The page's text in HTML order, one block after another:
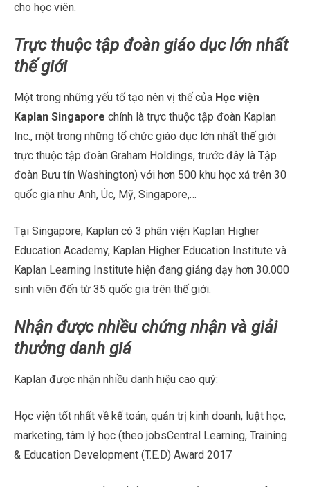
cho học viên.
Trực thuộc tập đoàn giáo dục lớn nhất
thế giới
Một trong những yếu tố tạo nên vị thế của Học viện
Kaplan Singapore chính là trực thuộc tập đoàn Kaplan
Inc., một trong những tổ chức giáo dục lớn nhất thế giới
trực thuộc tập đoàn Graham Holdings, trước đây là Tập
đoàn Bưu tín Washington) với hơn 500 khu học xá trên 30
quốc gia như Anh, Úc, Mỹ, Singapore,…
Tại Singapore, Kaplan có 3 phân viện Kaplan Higher
Education Academy, Kaplan Higher Education Institute và
Kaplan Learning Institute hiện đang giảng dạy hơn 30.000
sinh viên đến từ 35 quốc gia trên thế giới.
Nhận được nhiều chứng nhận và giải
thưởng danh giá
Kaplan được nhận nhiều danh hiệu cao quý:
Học viện tốt nhất về kế toán, quản trị kinh doanh, luật học,
marketing, tâm lý học (theo jobsCentral Learning, Training
& Education Development (T.E.D) Award 2017